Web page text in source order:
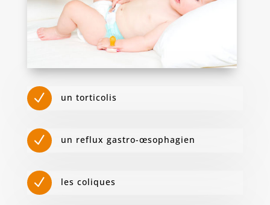
N un torticolis
N un reflux gastro-œsophagien
N les coliques